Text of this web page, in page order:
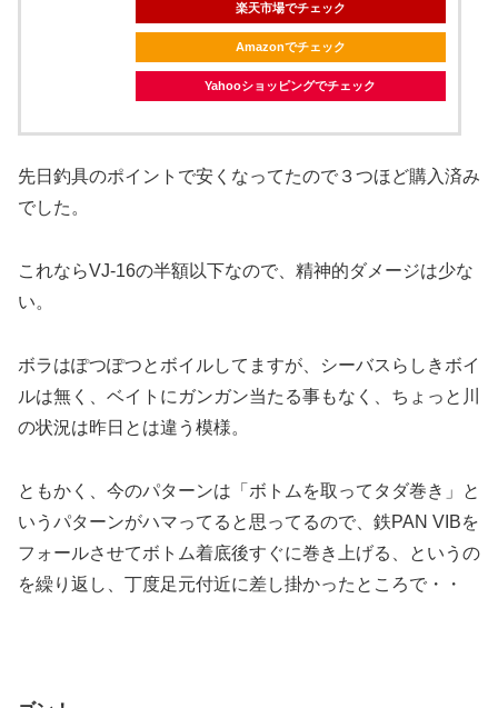
楽天市場でチェック
Amazonでチェック
Yahooショッピングでチェック
先日釣具のポイントで安くなってたので３つほど購入済み
でした。
これならVJ-16の半額以下なので、精神的ダメージは少な
い。
ボラはぽつぽつとボイルしてますが、シーバスらしきボイ
ルは無く、ベイトにガンガン当たる事もなく、ちょっと川
の状況は昨日とは違う模様。
ともかく、今のパターンは「ボトムを取ってタダ巻き」と
いうパターンがハマってると思ってるので、鉄PAN VIBを
フォールさせてボトム着底後すぐに巻き上げる、というの
を繰り返し、丁度足元付近に差し掛かったところで・・